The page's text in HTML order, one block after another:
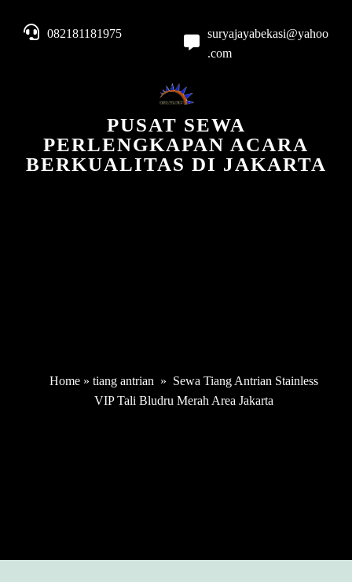
082181181975
suryajayabekasi@yahoo
.com
PUSAT SEWA
PERLENGKAPAN ACARA
BERKUALITAS DI JAKARTA
Home » tiang antrian » Sewa Tiang Antrian Stainless
VIP Tali Bludru Merah Area Jakarta